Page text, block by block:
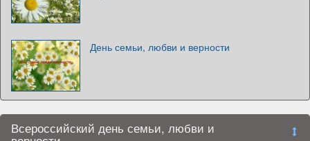
День семьи, любви и верности
Всероссийский день семьи, любви и